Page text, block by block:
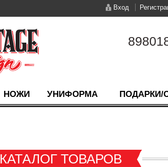
Вход
НОЖИ УНИФОРМА ПОДАРКИ/
КАТАЛОГ ТОВАРОВ